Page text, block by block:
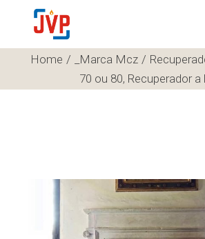
Home _Marca Mcz
70 ou 80, Recuperador a